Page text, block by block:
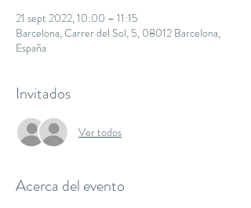
21 sept 2022, 10:00 – 11:15
Barcelona, Carrer del Sol, 5, 08012 Barcelona,
España
Invitados
Ver todos
Acerca del evento